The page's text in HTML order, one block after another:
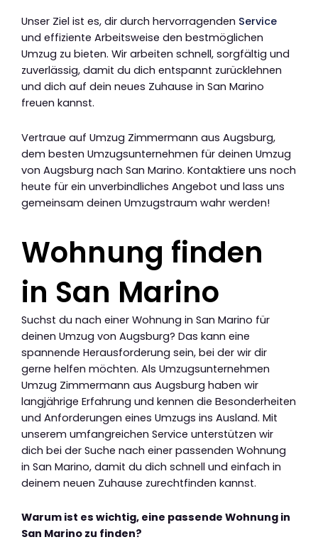
Unser Ziel ist es, dir durch hervorragenden Service
und effiziente Arbeitsweise den bestmöglichen
Umzug zu bieten. Wir arbeiten schnell, sorgfältig und
zuverlässig, damit du dich entspannt zurücklehnen
und dich auf dein neues Zuhause in San Marino
freuen kannst.
Vertraue auf Umzug Zimmermann aus Augsburg,
dem besten Umzugsunternehmen für deinen Umzug
von Augsburg nach San Marino. Kontaktiere uns noch
heute für ein unverbindliches Angebot und lass uns
gemeinsam deinen Umzugstraum wahr werden!
Wohnung finden
in San Marino
Suchst du nach einer Wohnung in San Marino für
deinen Umzug von Augsburg? Das kann eine
spannende Herausforderung sein, bei der wir dir
gerne helfen möchten. Als Umzugsunternehmen
Umzug Zimmermann aus Augsburg haben wir
langjährige Erfahrung und kennen die Besonderheiten
und Anforderungen eines Umzugs ins Ausland. Mit
unserem umfangreichen Service unterstützen wir
dich bei der Suche nach einer passenden Wohnung
in San Marino, damit du dich schnell und einfach in
deinem neuen Zuhause zurechtfinden kannst.
Warum ist es wichtig, eine passende Wohnung in
San Marino zu finden?